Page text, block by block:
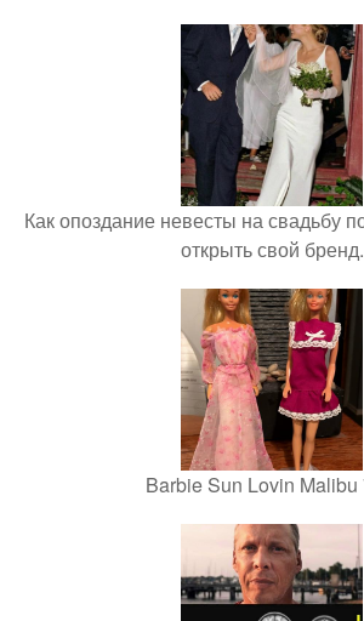
Как опоздание невесты на свадьбу
открыть свой бренд.
Barbie Sun Lovin Malibu